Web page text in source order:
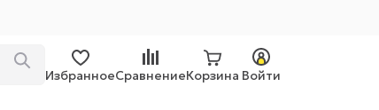
ИзбранноеСравнениеКорзина Войти